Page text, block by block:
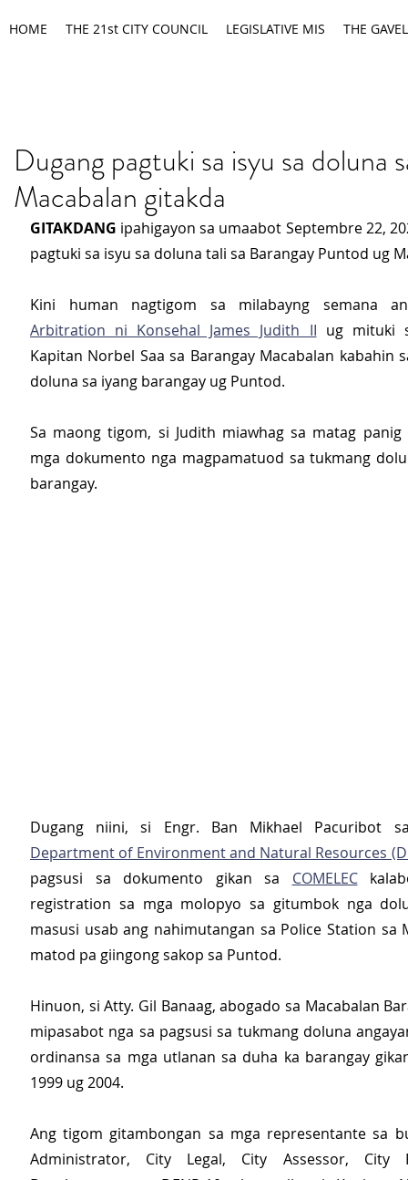
HOME THE 21st CITY COUNCIL LEGISLATIVE MIS THE GAVEL
Dugang pagtuki sa isyu sa doluna
Macabalan gitakda
GITAKDANG ipahigayon sa umaabot Septembre 22,
pagtuki sa isyu sa doluna tali sa Barangay Puntod ug
Kini human nagtigom sa milabayng semana
Arbitration ni Konsehal James Judith II ug mituki
Kapitan Norbel Saa sa Barangay Macabalan kabahin
doluna sa iyang barangay ug Puntod.
Sa maong tigom, si Judith miawhag sa matag panig
mga dokumento nga magpamatuod sa tukmang
barangay.
Department of Environment and Natural Resources
pagsusi sa dokumento gikan sa COMELEC
registration sa mga molopyo sa gitumbok nga
masusi usab ang nahimutangan sa Police Station sa
matod pa giingong sakop sa Puntod.
Hinuon, si Atty. Gil Banaag, abogado sa Macabalan
mipasabot nga sa pagsusi sa tukmang doluna
ordinansa sa mga utlanan sa duha ka barangay
1999 ug 2004.
Ang tigom gitambongan sa mga representante sa
Administrator, City Legal, City Assessor, City